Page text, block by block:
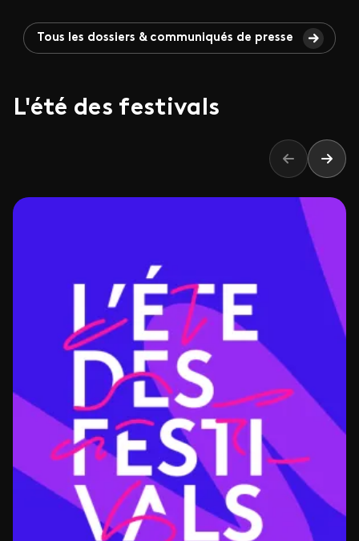
Tous les dossiers & communiqués de presse
L'été des festivals